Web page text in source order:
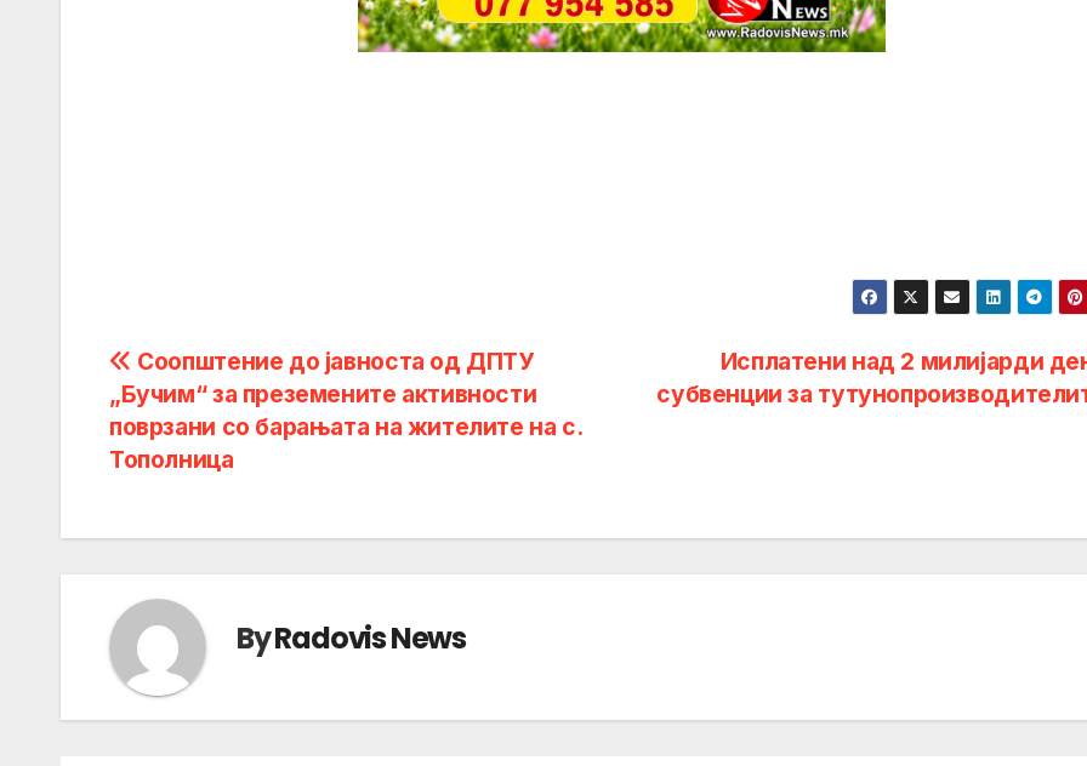
Post
navigation
Исплатени над 2 милијарди
субвенции за
Соопштение до јавноста од ДПТУ
„Бучим“ за преземените активности
поврзани со барањата на жителите на с.
Тополница
ByRadovis News